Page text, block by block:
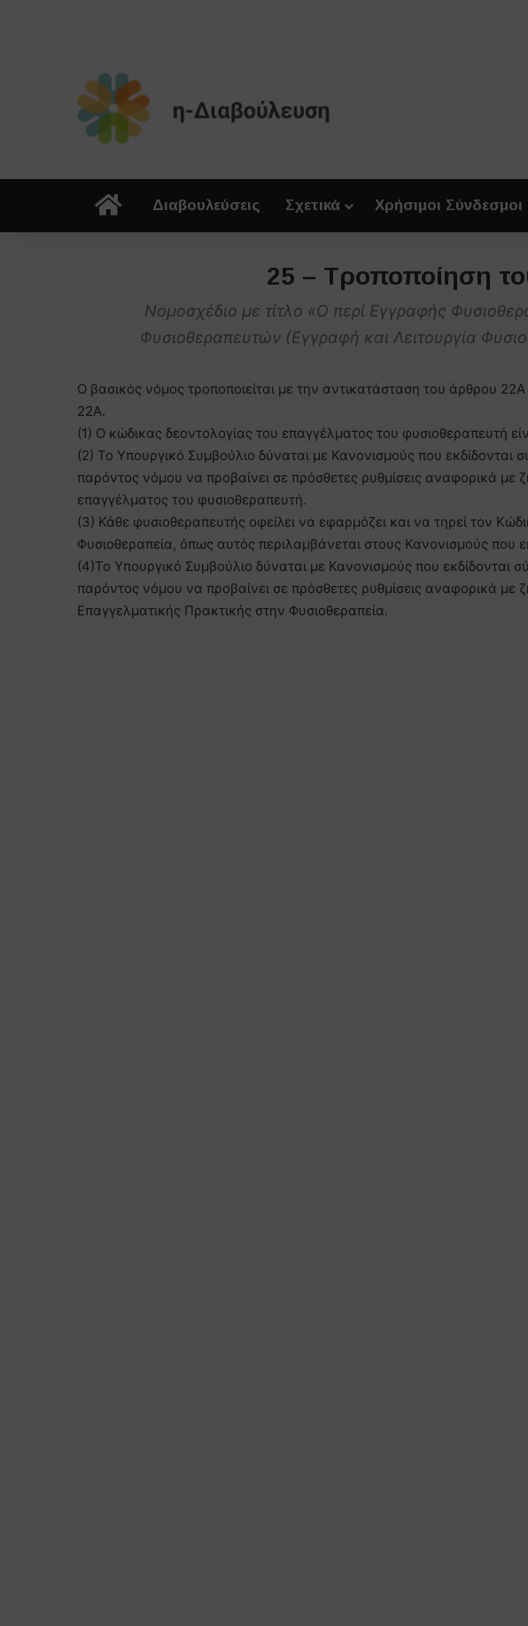
ΑρχικήΔιαβουλεύσεις Σχετικά Χρήσιμοι Σύνδεσμοι
25 – Τροποποίηση
Νομοσχέδιο με τίτλο «Ο περί Εγγραφής
Φυσιοθεραπευτών (Εγγραφή και Λειτουργία
Ο βασικός νόμος τροποποιείται με την αντικατάσταση του άρθρου
22Α.
(1) Ο κώδικας δεοντολογίας του επαγγέλματος του φυσιοθεραπευτή
(2) Το Υπουργικό Συμβούλιο δύναται με Κανονισμούς που
παρόντος νόμου να προβαίνει σε πρόσθετες ρυθμίσεις αναφορικά
επαγγέλματος του φυσιοθεραπευτή.
(3) Κάθε φυσιοθεραπευτής οφείλει να εφαρμόζει και να τηρεί τον
Φυσιοθεραπεία, όπως αυτός περιλαμβάνεται στους Κανονισμούς που
(4)Το Υπουργικό Συμβούλιο δύναται με Κανονισμούς που
παρόντος νόμου να προβαίνει σε πρόσθετες ρυθμίσεις αναφορικά
Επαγγελματικής Πρακτικής στην Φυσιοθεραπεία.